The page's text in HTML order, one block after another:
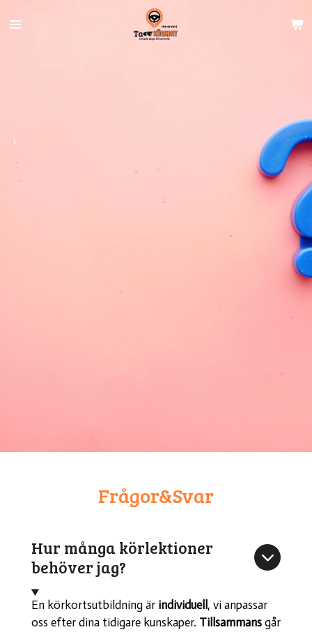
till
Frågor&Svar
Hur många körlektioner
behöver jag?
En körkortsutbildning är individuell , vi anpassar
oss efter dina tidigare kunskaper. Tillsammansgår